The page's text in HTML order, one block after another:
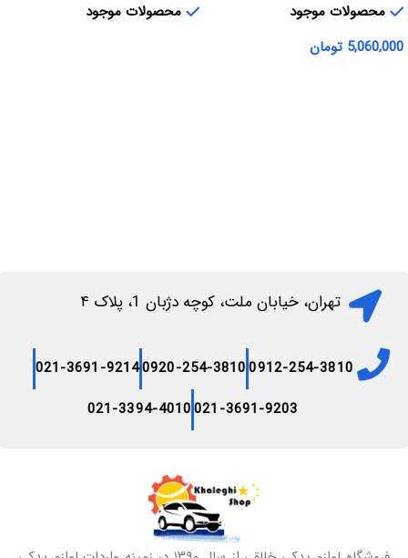
محصولات موجود
5,060,000 تومان
محصولات موجود
تهران، خیابان ملت، کوچه دژبان 1، پلاک ۴
0912-254-3810
0920-254-3810
021-3691-9214
021-3691-9203
021-3394-4010